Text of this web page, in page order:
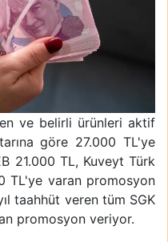
ve belirli ürünleri aktif
göre 27.000 TL'ye
21.000 TL, Kuveyt Türk
TL'ye varan promosyon
taahhüt veren tüm SGK
promosyon veriyor.